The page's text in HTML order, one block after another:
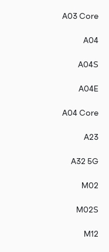
A03 Core
A04
A04S
A04E
A04 Core
A23
A32 5G
M02
M02S
M12